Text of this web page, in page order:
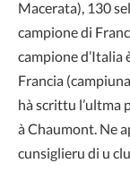
Macerata), 130
campione di
campione d’Italia
Francia
hà scrittu l’ultma
à Chaumont. Ne
cunsiglieru di u